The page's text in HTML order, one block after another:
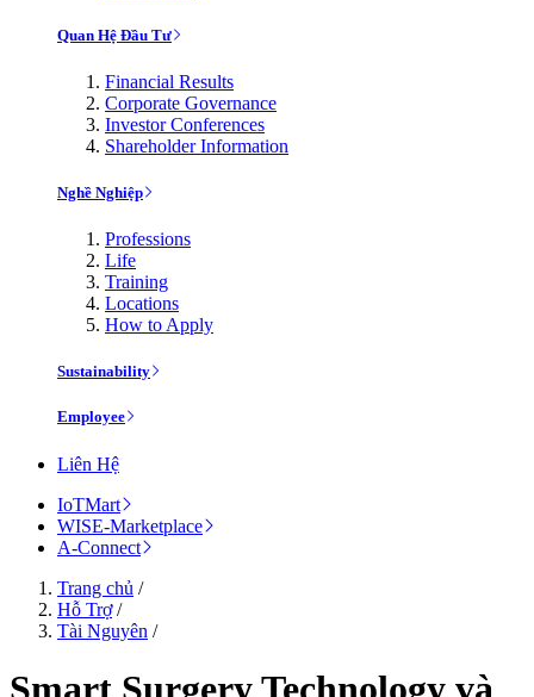
Quan Hệ Đầu Tư
Financial Results
Corporate Governance
Investor Conferences
Shareholder Information
Nghề Nghiệp
Professions
Life
Training
Locations
How to Apply
Sustainability
Employee
Liên Hệ
IoTMart
WISE-Marketplace
A-Connect
Trang chủ /
Hỗ Trợ/
Tài Nguyên /